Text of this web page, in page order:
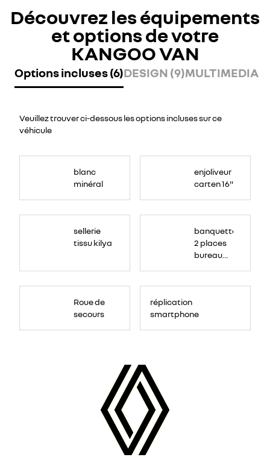
Découvrez les équipements
et options de votre
KANGOO VAN
Options incluses (6)DESIGN (9)MULTIMEDIA
Veuillez trouver ci-dessous les options incluses sur ce
véhicule
blanc
minéral
enjoliveur
carten 16"
sellerie
tissu kilya
banquette
2 places
bureau
Roue de
secours
réplication
smartphone